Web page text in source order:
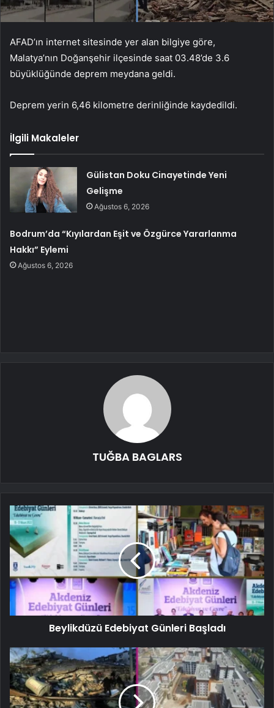
AFAD’ın internet sitesinde yer alan bilgiye göre,
Malatya’nın Doğanşehir ilçesinde saat 03.48’de 3.6
büyüklüğünde deprem meydana geldi.
Deprem yerin 6,46 kilometre derinliğinde kaydedildi.
İlgili Makaleler
Gülistan Doku Cinayetinde Yeni
Gelişme
Ağustos 6, 2026
Bodrum’da “Kıyılardan Eşit ve Özgürce Yararlanma
Hakkı” Eylemi
Ağustos 6, 2026
TUĞBA BAGLARS
Beylikdüzü Edebiyat Günleri Başladı